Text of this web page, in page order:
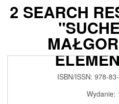
2 SEARCH
2018-02-18
ISBN/ISSN: 978-
Wydanie: